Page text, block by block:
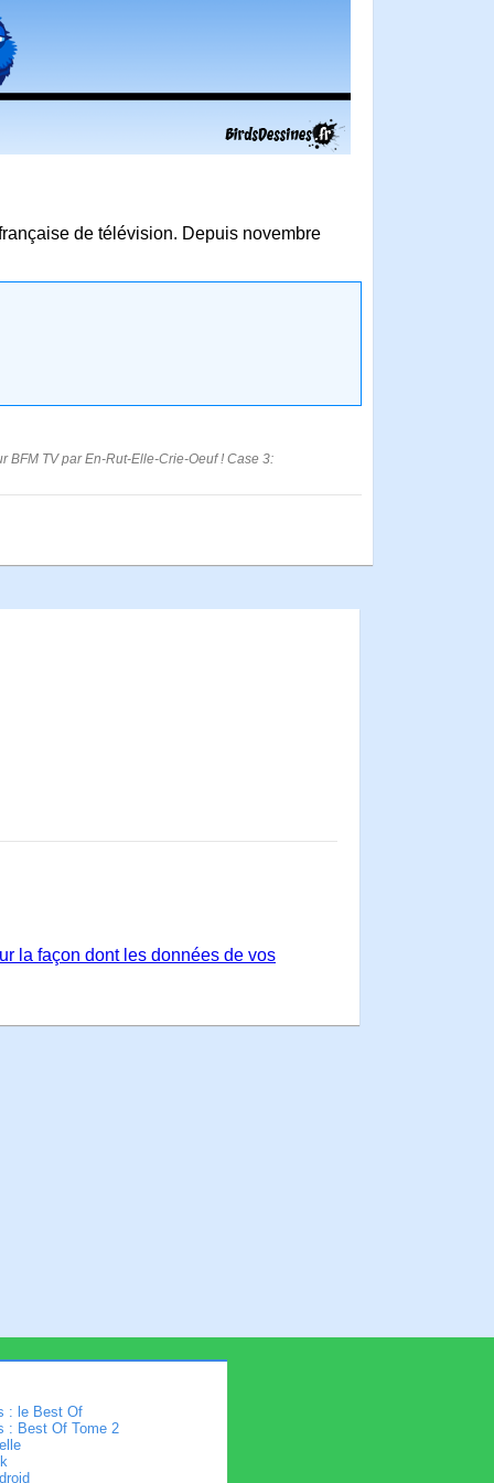
de télévision. Depuis novembre
BFM TV par En-Rut-Elle-Crie-Oeuf ! Case 3:
la façon dont les données de vos
: le Best Of
: Best Of Tome 2